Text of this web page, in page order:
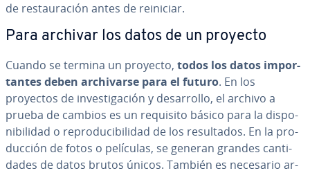
de re­s­tau­ra­ción antes de reiniciar.
Para archivar los datos de un proyecto
Cuando se termina un proyecto, todos los datos im­po­r­
ta­n­tes deben ar­chi­var­se para el futuro. En los
proyectos de in­ve­s­ti­ga­ción y de­sa­rro­llo, el archivo a
prueba de cambios es un requisito básico para la di­s­po­
ni­bi­li­dad o re­pro­du­ci­bi­li­dad de los re­su­l­ta­dos. En la pro­
du­c­ción de fotos o películas, se generan grandes ca­n­ti­
da­des de datos brutos únicos. También es necesario ar­